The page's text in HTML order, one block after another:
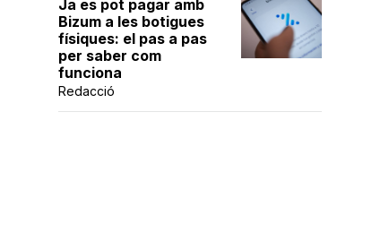
Ja es pot pagar amb
Bizum a les botigues
físiques: el pas a pas
per saber com
funciona
Redacció